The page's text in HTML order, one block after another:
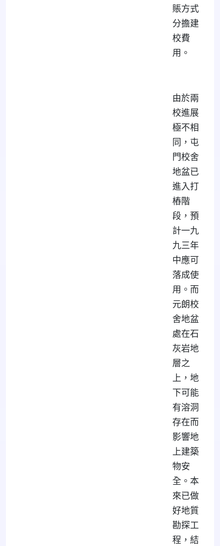
賬方式
分擔建
校費
用。
由於兩
校進展
極不相
同，屯
門校舍
地盆已
進入打
樁階
段，預
計一九
九三年
中應可
落成使
用。而
元朗校
舍地盆
處在石
灰岩地
層之
上，地
下可能
有溶洞
存在而
影響地
上建築
物安
全。本
來已做
好地質
勘探工
程，結